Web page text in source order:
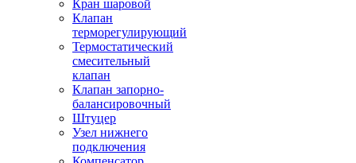
Кран шаровой
Клапан
терморегулирующий
Термостатический
смесительный
клапан
Клапан запорно-
балансировочный
Штуцер
Узел нижнего
подключения